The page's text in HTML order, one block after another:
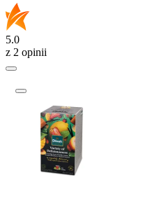
5.0
z 2 opinii